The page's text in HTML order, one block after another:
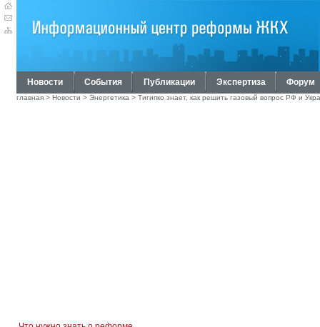
Новости События Публикации Экспертиза Форум
главная > Новости > Энергетика > Тигипко знает, как решить газовый вопрос РФ и